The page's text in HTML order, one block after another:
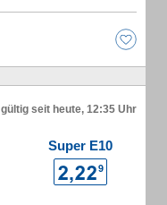
gültig seit heute, 12:35 Uhr
Super E10